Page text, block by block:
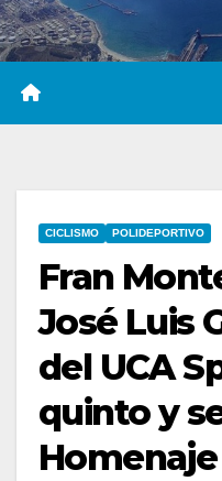
CICLISMO POLIDEPORTIVO
Fran
José Luis
del UCA
quinto y